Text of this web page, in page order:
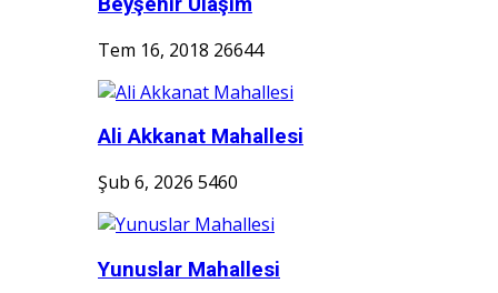
Tem 16, 2018 26644
Ali Akkanat Mahallesi
Şub 6, 2026 5460
Yunuslar Mahallesi